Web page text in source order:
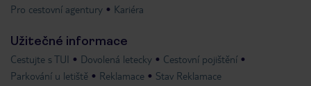
Pro cestovní agentury
Kariéra
Užitečné informace
Cestujte s TUI Dovolená letecky
Cestovní pojištění
Parkování u letiště
Reklamace Stav Reklamace